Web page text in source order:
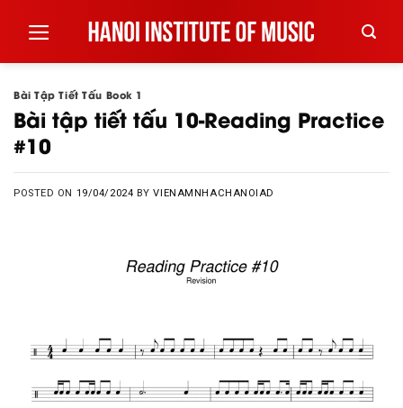
Bài Tập Tiết Tấu Book 1
Bài tập tiết tấu 10-Reading Practice
#10
POSTED ON 19/04/2024 BYVIENAMNHACHANOIAD